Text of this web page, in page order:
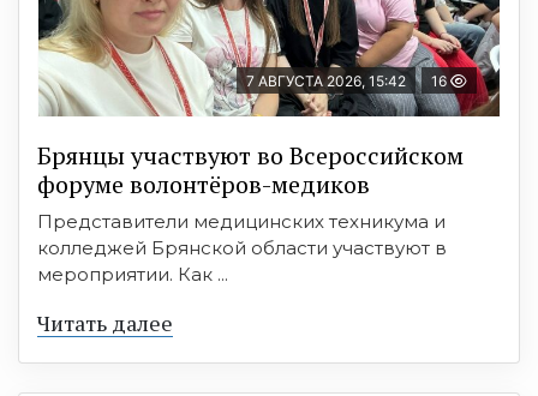
7 АВГУСТА 2026, 15:42 16
Брянцы участвуют во Всероссийском
форуме волонтёров-медиков
Представители медицинских техникума и
колледжей Брянской области участвуют в
мероприятии. Как ...
Читать далее